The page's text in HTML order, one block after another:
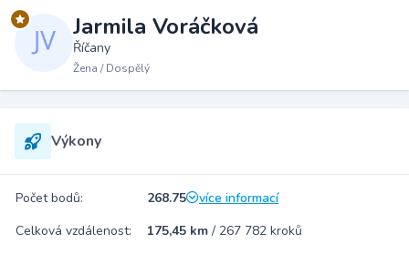
Jarmila Voráčková
Říčany
Žena / Dospělý
Výkony
Počet bodů: 268.75
více informací
Celková vzdálenost:
175,45 km / 267 782 kroků